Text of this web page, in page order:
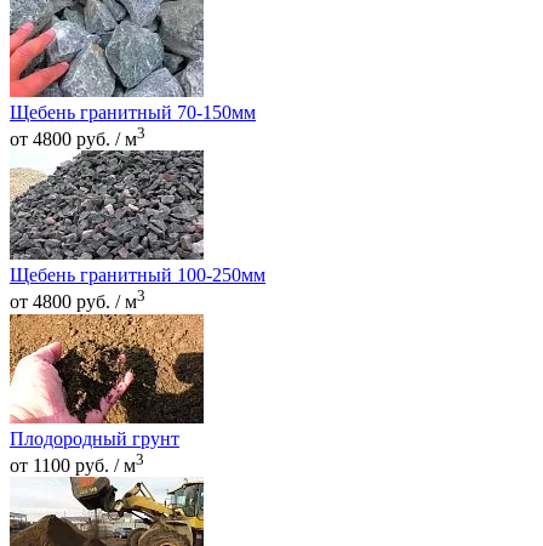
Щебень гранитный 70-150мм
от 4800 руб. / м3
Щебень гранитный 100-250мм
от 4800 руб. / м3
Плодородный грунт
от 1100 руб. / м3